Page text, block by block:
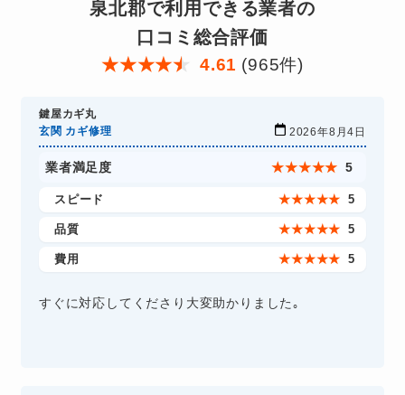
泉北郡で利用できる業者の
口コミ総合評価
★★★★★ 4.61 (965件)
鍵屋カギ丸
玄関 カギ修理
2026年8月4日
業者満足度 ★★★★★ 5
スピード ★★★★★ 5
品質 ★★★★★ 5
費用 ★★★★★ 5
すぐに対応してくださり大変助かりました｡